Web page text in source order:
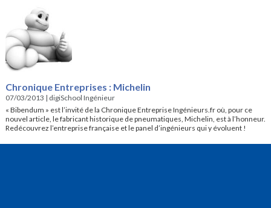
Chronique Entreprises : Michelin
07/03/2013 | digiSchool Ingénieur
« Bibendum » est l’invité de la Chronique Entreprise Ingénieurs.fr où, pour ce
nouvel article, le fabricant historique de pneumatiques, Michelin, est à l’honneur.
Redécouvrez l’entreprise française et le panel d’ingénieurs qui y évoluent !